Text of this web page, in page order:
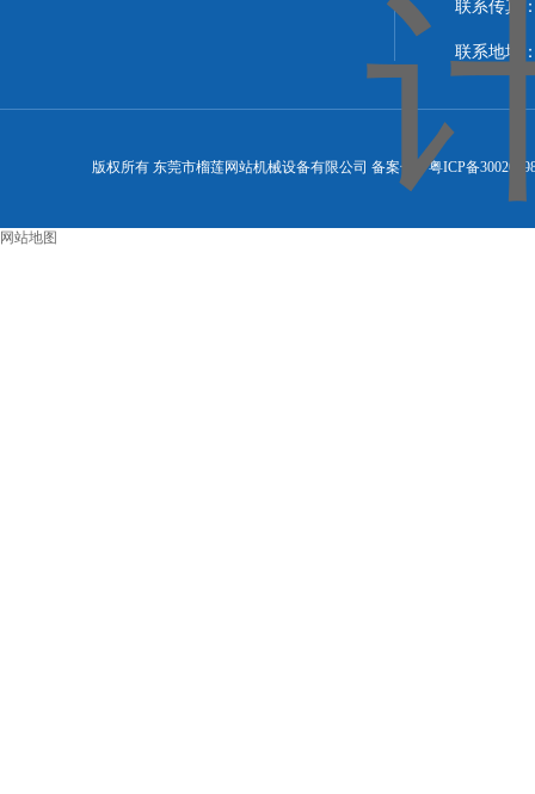
联系传真
联系地址
版权所有 东莞市榴莲网站机械设备有限公司 备案号：粤ICP备
网站地图